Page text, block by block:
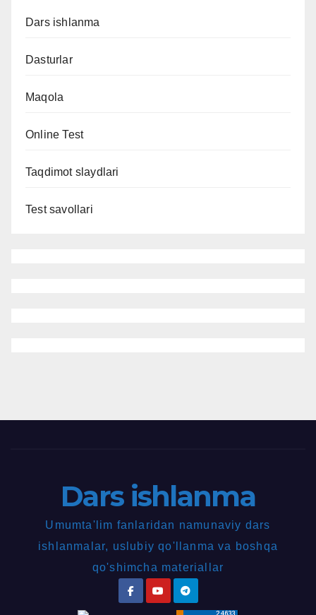
Dars ishlanma
Dasturlar
Maqola
Online Test
Taqdimot slaydlari
Test savollari
Dars ishlanma
Umumta'lim fanlaridan namunaviy dars
ishlanmalar, uslubiy qo'llanma va boshqa
qo'shimcha materiallar